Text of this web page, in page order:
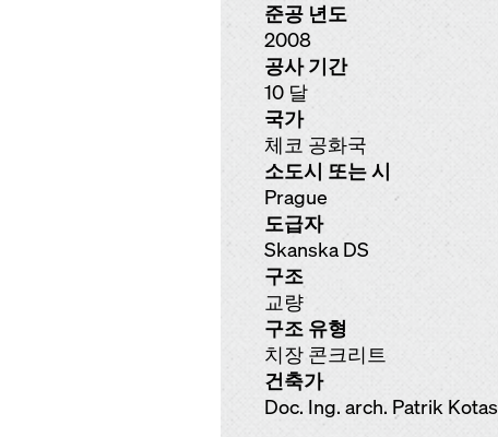
준공 년도
2008
공사 기간
10 달
국가
체코 공화국
소도시 또는 시
Prague
도급자
Skanska DS
구조
교량
구조 유형
치장 콘크리트
건축가
Doc. Ing. arch. Patrik Kotas